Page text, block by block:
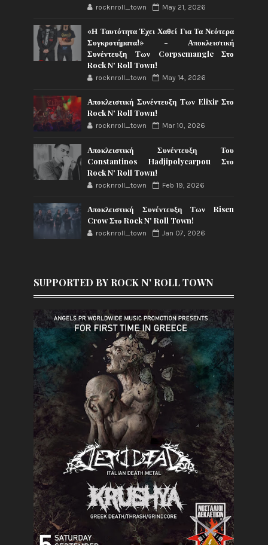
rocknroll_town May 21, 2026
«Η Ταυτότητα Έχει Χαθεί Για Τα Νεότερα
Συγκροτήματα!» - Αποκλειστική
Συνέντευξη Των Corpsemangle Στο
Rock N' Roll Town!
rocknroll_town May 14, 2026
Αποκλειστική Συνέντευξη Των Elixir Στο
Rock N' Roll Town!
rocknroll_town Mar 10, 2026
Αποκλειστική Συνέντευξη Του
Constantinos Hadjipolycarpou Στο
Rock N' Roll Town!
rocknroll_town Feb 19, 2026
Αποκλειστική Συνέντευξη Των Risen
Crow Στο Rock N' Roll Town!
rocknroll_town Jan 07, 2026
SUPPORTED BY ROCK N' ROLL TOWN